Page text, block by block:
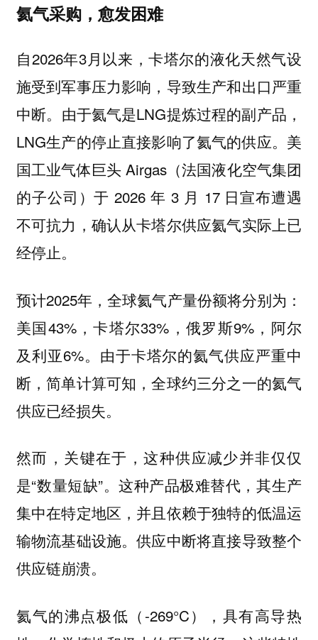
氦气采购，愈发困难
自2026年3月以来，卡塔尔的液化天然气设
施受到军事压力影响，导致生产和出口严重
中断。由于氦气是LNG提炼过程的副产品，
LNG生产的停止直接影响了氦气的供应。美
国工业气体巨头 Airgas（法国液化空气集团
的子公司）于 2026 年 3 月 17 日宣布遭遇
不可抗力，确认从卡塔尔供应氦气实际上已
经停止。
预计2025年，全球氦气产量份额将分别为：
美国43%，卡塔尔33%，俄罗斯9%，阿尔
及利亚6%。由于卡塔尔的氦气供应严重中
断，简单计算可知，全球约三分之一的氦气
供应已经损失。
然而，关键在于，这种供应减少并非仅仅
是“数量短缺”。这种产品极难替代，其生产
集中在特定地区，并且依赖于独特的低温运
输物流基础设施。供应中断将直接导致整个
供应链崩溃。
氦气的沸点极低（-269°C），具有高导热